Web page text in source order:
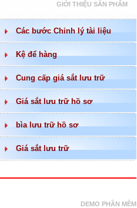
GIỚI THIỆU SẢN PHẨM
Các bước Chỉnh lý tài liệu
Kệ để hàng
Cung cấp giá sắt lưu trữ
Giá sắt lưu trữ hồ sơ
bìa lưu trữ hồ sơ
Giá sắt lưu trữ
DEMO PHẦN MỀM